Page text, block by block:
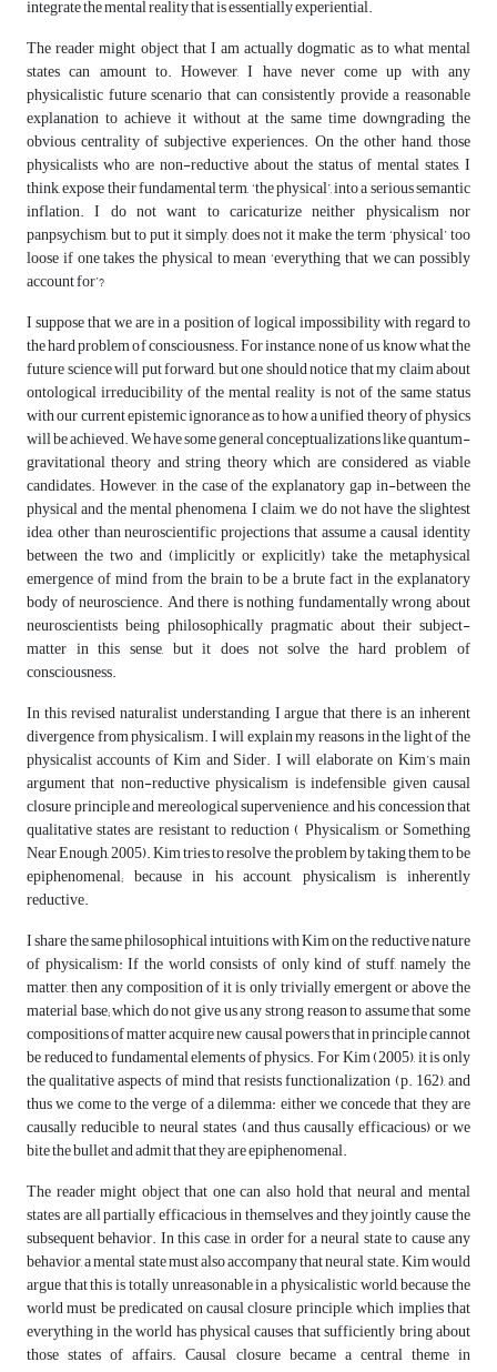
integrate the mental reality that is essentially experiential.
The reader might object that I am actually dogmatic as to what mental
states can amount to. However, I have never come up with any
physicalistic future scenario that can consistently provide a reasonable
explanation to achieve it without at the same time downgrading the
obvious centrality of subjective experiences. On the other hand, those
physicalists who are non-reductive about the status of mental states, I
think, expose their fundamental term, ‘the physical’, into a serious semantic
inflation. I do not want to caricaturize neither physicalism nor
panpsychism, but to put it simply, does not it make the term ‘physical’ too
loose if one takes the physical to mean ‘everything that we can possibly
account for’?
I suppose that we are in a position of logical impossibility with regard to
the hard problem of consciousness. For instance, none of us know what the
future science will put forward, but one should notice that my claim about
ontological irreducibility of the mental reality is not of the same status
with our current epistemic ignorance as to how a unified theory of physics
will be achieved. We have some general conceptualizations like quantum-
gravitational theory and string theory which are considered as viable
candidates. However, in the case of the explanatory gap in-between the
physical and the mental phenomena, I claim, we do not have the slightest
idea, other than neuroscientific projections that assume a causal identity
between the two and (implicitly or explicitly) take the metaphysical
emergence of mind from the brain to be a brute fact in the explanatory
body of neuroscience. And there is nothing fundamentally wrong about
neuroscientists being philosophically pragmatic about their subject-
matter in this sense, but it does not solve the hard problem of
consciousness.
In this revised naturalist understanding, I argue that there is an inherent
divergence from physicalism. I will explain my reasons in the light of the
physicalist accounts of Kim and Sider. I will elaborate on Kim’s main
argument that non-reductive physicalism is indefensible given causal
closure principle and mereological supervenience, and his concession that
qualitative states are resistant to reduction ( Physicalism, or Something
Near Enough, 2005). Kim tries to resolve the problem by taking them to be
epiphenomenal; because in his account, physicalism is inherently
reductive.
I share the same philosophical intuitions with Kim on the reductive nature
of physicalism: If the world consists of only kind of stuff, namely the
matter, then any composition of it is only trivially emergent or above the
material base; which do not give us any strong reason to assume that some
compositions of matter acquire new causal powers that in principle cannot
be reduced to fundamental elements of physics. For Kim (2005), it is only
the qualitative aspects of mind that resists functionalization (p. 162), and
thus we come to the verge of a dilemma: either we concede that they are
causally reducible to neural states (and thus causally efficacious) or we
bite the bullet and admit that they are epiphenomenal.
The reader might object that one can also hold that neural and mental
states are all partially efficacious in themselves and they jointly cause the
subsequent behavior. In this case, in order for a neural state to cause any
behavior, a mental state must also accompany that neural state. Kim would
argue that this is totally unreasonable in a physicalistic world, because the
world must be predicated on causal closure principle, which implies that
everything in the world has physical causes that sufficiently bring about
those states of affairs. Causal closure became a central theme in